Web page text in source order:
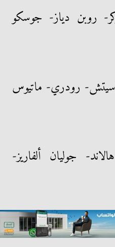
روبن دياز- جوسكو
رودري- ماتيوس
جوليان ألفاريز-